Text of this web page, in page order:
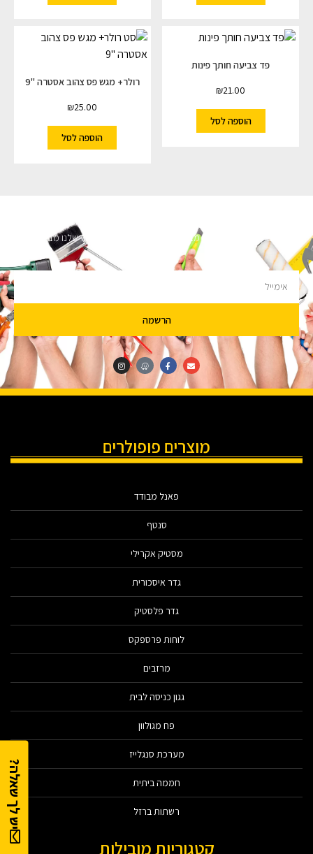
יש לך שאלה?
פד צביעה חותך פינות
₪21.00
הוספה לסל
רולר+ מגש פס צהוב אסטרה "9
₪25.00
הוספה לסל
השארו מעודכנים
מעוניינים לקבל עדכונים על מבצעים והנחות הירשמו לניוזלטר שלנו מבטיחים לא
הרשמה
מוצרים פופולרים
פאנל מבודד
סנטף
מסטיק אקרילי
גדר איסכורית
גדר פלסטיק
לוחות פרספקס
מרזבים
גגון כניסה לבית
פח מגולוון
מערכת סנגלייז
חממה ביתית
רשתות ברזל
קטגוריות מובילות